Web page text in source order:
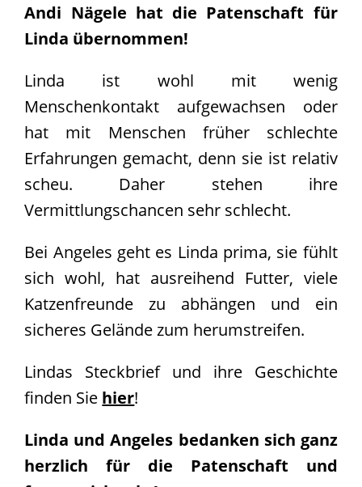
2018
2017
Verein
Unsere
Ziele
Team
Vereinssatzung
Kontakt
Andi Nägele hat die Patenschaft für
Linda übernommen!
Linda ist wohl mit wenig
Menschenkontakt aufgewachsen oder
hat mit Menschen früher schlechte
Erfahrungen gemacht, denn sie ist relativ
scheu. Daher stehen ihre
Vermittlungschancen sehr schlecht.
Bei Angeles geht es Linda prima, sie fühlt
sich wohl, hat ausreihend Futter, viele
Katzenfreunde zu abhängen und ein
sicheres Gelände zum herumstreifen.
Lindas Steckbrief und ihre Geschichte
finden Sie hier!
Linda und Angeles bedanken sich ganz
herzlich für die Patenschaft und